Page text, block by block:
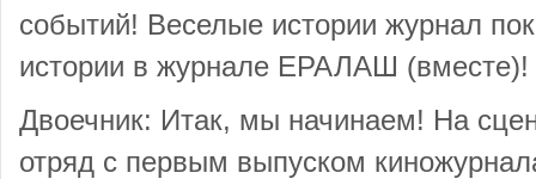
событий! Веселые истории журнал
истории в журнале ЕРАЛАШ (вместе)!
Двоечник: Итак, мы начинаем! На
отряд с первым выпуском